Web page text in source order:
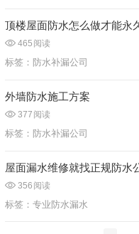
顶楼屋面防水怎么做才能永
465 阅读
标签： 防水补漏公司
外墙防水施工方案
377 阅读
标签： 防水补漏公司
屋面漏水维修就找正规防水
356 阅读
标签： 专业防水漏水